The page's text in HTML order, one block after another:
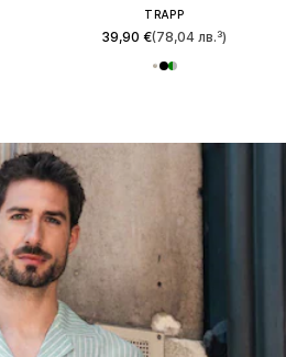
TRAPP
39,90 €(78,04 лв.³)